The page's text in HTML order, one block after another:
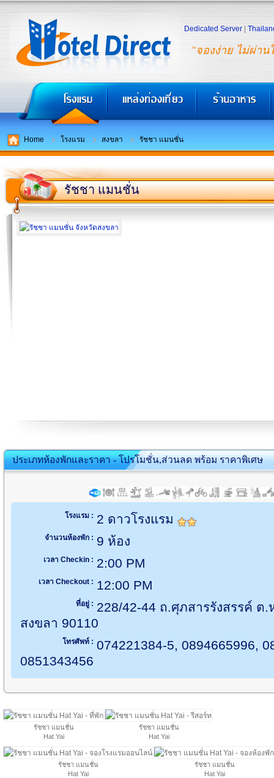
"จองง่าย ไม่ผ่าน
Dedicated Server
Home โรงแรม สงขลา รัชชา แมนชั่น
รัชชา แมนชั่น
ประเภทห้องพักและราคา - โปรโมชั่น,ส่วนลด พร้อม ราคาพิเศษ
โรงแรม : 2 ดาวโรงแรม
จำนวนห้องพัก : 9 ห้อง
เวลา Checkin : 2:00 PM
เวลา Checkout : 12:00 PM
ที่อยู่ : 228/42-44 ถ.ศุภสารรังสรรค์
สงขลา 90110
โทรศัพท์ : 074221384-5, 0894665996,
0851343456
รัชชา แมนชั่น
Hat Yai
รัชชา แมนชั่น
Hat Yai
รัชชา แมนชั่น
Hat Yai
รัชชา แมนชั่น
Hat Yai